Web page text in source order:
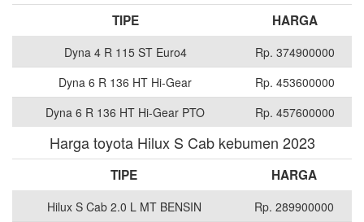
TIPE HARGA
Dyna 4 R 115 ST Euro4
Rp. 374900000
Dyna 6 R 136 HT Hi-Gear
Rp. 453600000
Dyna 6 R 136 HT Hi-Gear PTO
Rp. 457600000
Harga toyota Hilux S Cab kebumen 2023
TIPE HARGA
Hilux S Cab 2.0 L MT BENSIN
Rp. 289900000